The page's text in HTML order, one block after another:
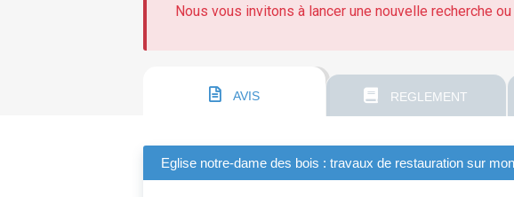
Nous vous invitons à lancer une nouvelle recherche
AVIS REGLEMENT
Eglise notre-dame des bois : travaux de restauration sur